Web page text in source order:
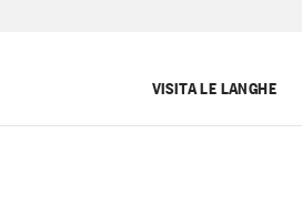
VISITA LE LANGHE